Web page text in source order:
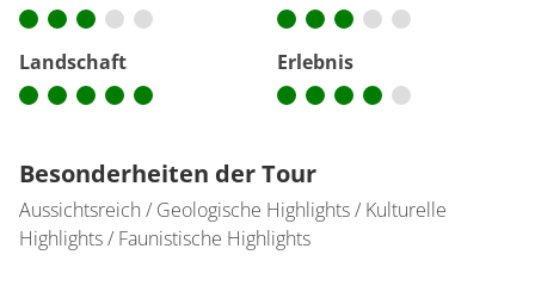
Landschaft Erlebnis
Besonderheiten der Tour
Aussichtsreich / Geologische Highlights / Kulturelle
Highlights / Faunistische Highlights